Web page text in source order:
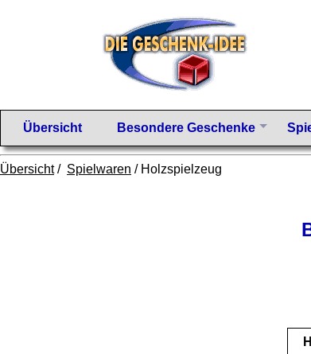
Übersicht Besondere Geschenke
Übersicht/ Spielwaren / Holzspielzeug